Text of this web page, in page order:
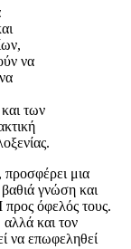
να
των
μια
γνώση και
προς όφελός τους.
και τον
να επωφεληθεί